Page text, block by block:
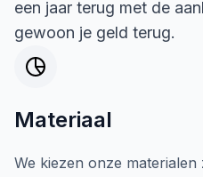
een jaar terug met de
gewoon je geld terug.
Materiaal
We kiezen onze materialen